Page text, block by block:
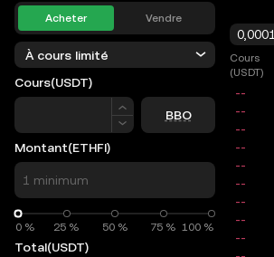
Acheter Vendre
À cours limité
Cours(USDT)
Cours
BBO
Montant(ETHFI)
0 % 25 % 50 % 75 % 100 %
0 %
Total(USDT)
0,0001
Cours
(USDT)